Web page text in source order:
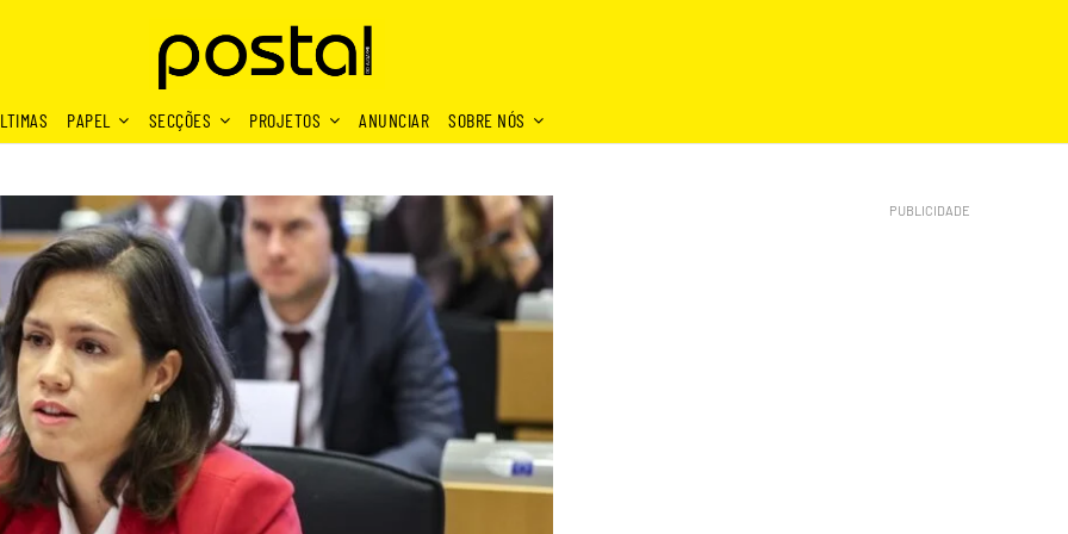
PAPEL SECÇÕES PROJETOS ANUNCIAR SOBRE NÓS